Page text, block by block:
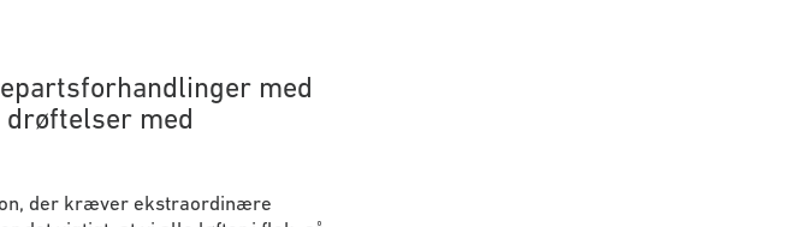
med
med
der kræver ekstraordinære